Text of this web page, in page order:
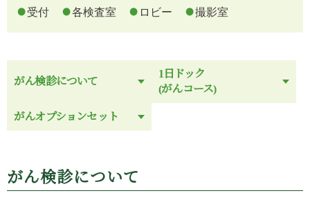
受付 各検査室 ロビー 撮影室
がん検診について
1日ドック
(がんコース)
がんオプションセット
がん検診について